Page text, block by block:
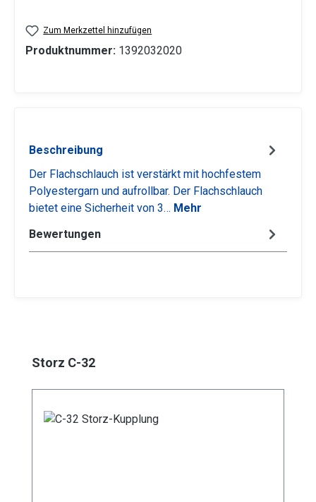
Zum Merkzettel hinzufügen
Produktnummer: 1392032020
Beschreibung
Der Flachschlauch ist verstärkt mit hochfestem
Polyestergarn und aufrollbar. Der Flachschlauch
bietet eine Sicherheit von 3… Mehr
Bewertungen
Produktgalerie überspringen
Storz C-32